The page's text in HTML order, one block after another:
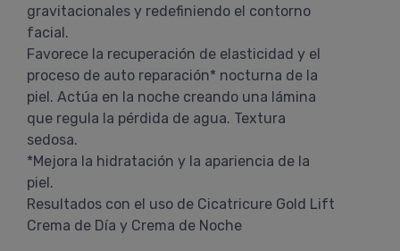
gravitacionales y redefiniendo el contorno
facial.
Favorece la recuperación de elasticidad y el
proceso de auto reparación* nocturna de la
piel. Actúa en la noche creando una lámina
que regula la pérdida de agua. Textura
sedosa.
*Mejora la hidratación y la apariencia de la
piel.
Resultados con el uso de Cicatricure Gold Lift
Crema de Día y Crema de Noche